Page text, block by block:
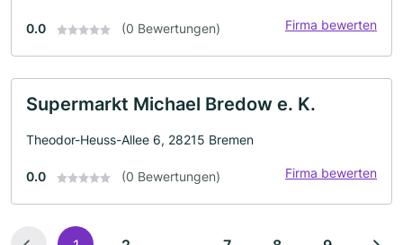
0.0 (0 Bewertungen) Firma bewerten
Supermarkt Michael Bredow e. K.
Theodor-Heuss-Allee 6, 28215 Bremen
0.0 (0 Bewertungen) Firma bewerten